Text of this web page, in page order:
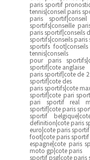
paris sportif
tennis|conseil paris
paris
sportifs|conseille
paris sportif|conseils
sportifs|conseils
sportifs
tennis|conseils
pour paris
sportif|cote anglaise
paris sportif|cote de
sportif|cote des
paris sportifs|cote
sportif|cote pari
pari sportif real
sportif|cote paris
sportif
definition|cote paris
euro|cote paris
foot|cote paris
espagne|cote paris
moto gp|cote paris
sportif psg|cote paris